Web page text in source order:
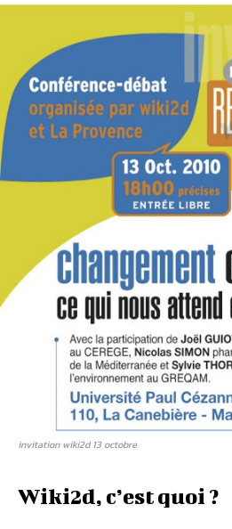
invitation wiki2d 13 octobre
Wiki2d, c’est quoi ?